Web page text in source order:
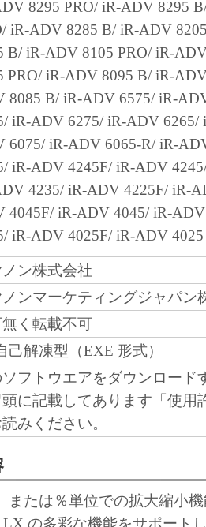
EVEN IF EITHER CANON,
OR AFFILIATES, THEIR
CANON'S LICENSORS
THE P OS SIBILITY OF
OR LEGAL
LIMITATION OR
OR CONSEQUENTIAL
OR DEATH
ON THE PART OF THE
OR EXCLUSION
LIABILITY] TO THE FULL
APPLICABLE LAW, YOU
CANON'S
DISTRIBUTORS,
FROM ANY AND
OR RELATED TO ALL
THE SOFTWARE OR ITS
is effective upon your
indicating your acceptance
and remains in
this Agreement by
8295 PRO/ iR-ADV 8295
iR-ADV 8285 B/ iR-ADV
B/ iR-ADV 8105 PRO/ iR-
PRO/ iR-ADV 8095 B/ iR-
8085 B/ iR-ADV 6575/ iR-
iR-ADV 6275/ iR-ADV 6265/
6075/ iR-ADV 6065-R/ iR-
iR-ADV 4245F/ iR-ADV
4235/ iR-ADV 4225F/ iR-
4045F/ iR-ADV 4045/ iR-
iR-ADV 4025F/ iR-ADV 4025
ノン株式会社
ノンマーケティングジャパン
く転載不可
己解凍型（EXE 形式）
ソフトウエアをダウンロード
頭に記載してあります「使用
みください。
または％単位での拡大縮小
の多彩な機能をサポート